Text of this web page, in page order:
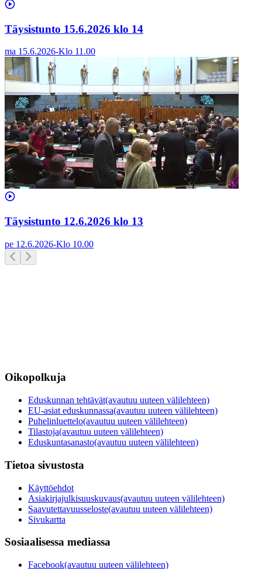
Täysistunto 15.6.2026 klo 14
ma 15.6.2026-Klo 11.00
Täysistunto 12.6.2026 klo 13
pe 12.6.2026-Klo 10.00
Oikopolkuja
Eduskunnan tehtävät(avautuu uuteen välilehteen)
EU-asiat eduskunnassa(avautuu uuteen välilehteen)
Puhelinluettelo(avautuu uuteen välilehteen)
Tilastoja(avautuu uuteen välilehteen)
Eduskuntasanasto(avautuu uuteen välilehteen)
Tietoa sivustosta
Käyttöehdot
Asiakirjajulkisuuskuvaus(avautuu uuteen välilehteen)
Saavutettavuusseloste(avautuu uuteen välilehteen)
Sivukartta
Sosiaalisessa mediassa
Facebook(avautuu uuteen välilehteen)